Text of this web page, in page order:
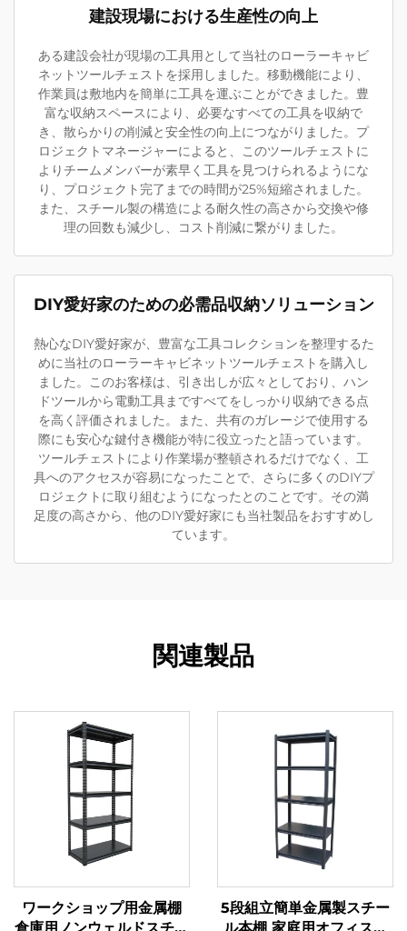
建設現場における生産性の向上
ある建設会社が現場の工具用として当社のローラーキャビ
ネットツールチェストを採用しました。移動機能により、
作業員は敷地内を簡単に工具を運ぶことができました。豊
富な収納スペースにより、必要なすべての工具を収納で
き、散らかりの削減と安全性の向上につながりました。プ
ロジェクトマネージャーによると、このツールチェストに
よりチームメンバーが素早く工具を見つけられるようにな
り、プロジェクト完了までの時間が25%短縮されました。
また、スチール製の構造による耐久性の高さから交換や修
理の回数も減少し、コスト削減に繋がりました。
DIY愛好家のための必需品収納ソリューション
熱心なDIY愛好家が、豊富な工具コレクションを整理するた
めに当社のローラーキャビネットツールチェストを購入し
ました。このお客様は、引き出しが広々としており、ハン
ドツールから電動工具まですべてをしっかり収納できる点
を高く評価されました。また、共有のガレージで使用する
際にも安心な鍵付き機能が特に役立ったと語っています。
ツールチェストにより作業場が整頓されるだけでなく、工
具へのアクセスが容易になったことで、さらに多くのDIYプ
ロジェクトに取り組むようになったとのことです。その満
足度の高さから、他のDIY愛好家にも当社製品をおすすめし
ています。
関連製品
ワークショップ用金属棚
5段組立簡単金属製スチー